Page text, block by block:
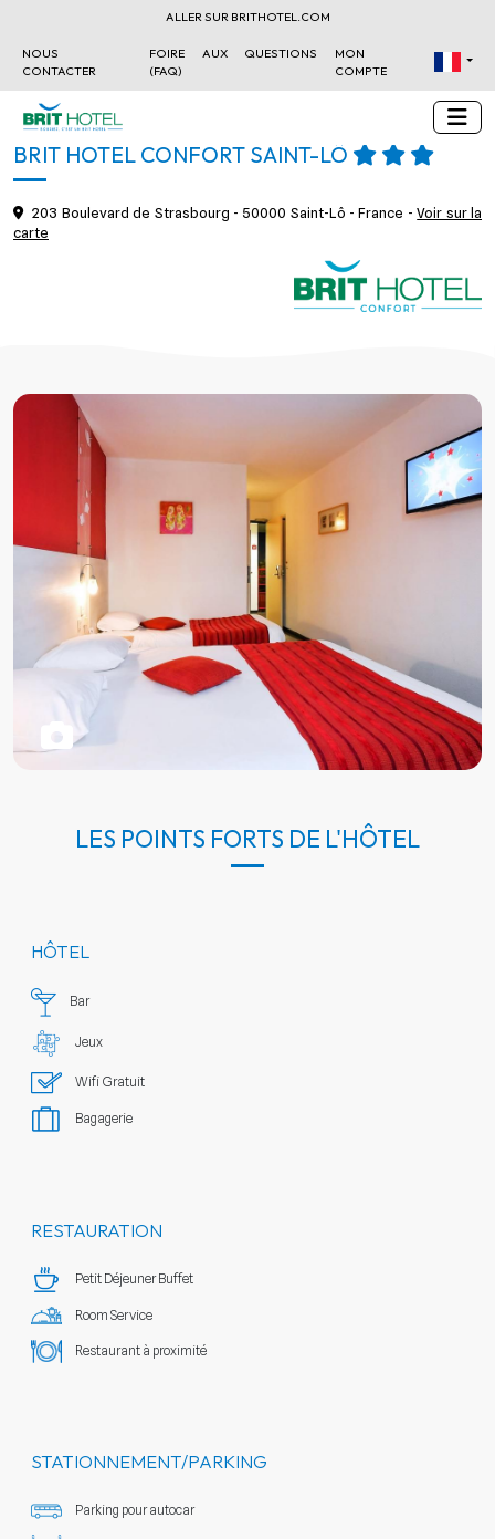
ALLER SUR BRITHOTEL.COM
NOUS
CONTACTER
FOIRE AUX QUESTIONS
(FAQ)
MON
COMPTE
BRIT HOTEL CONFORT SAINT-LÔ
203 Boulevard de Strasbourg - 50000 Saint-Lô - France -Voir sur la
carte
LES POINTS FORTS DE L'HÔTEL
HÔTEL
Bar
Jeux
Wifi Gratuit
Bagagerie
RESTAURATION
Petit Déjeuner Buffet
Room Service
Restaurant à proximité
STATIONNEMENT/PARKING
Parking pour autocar